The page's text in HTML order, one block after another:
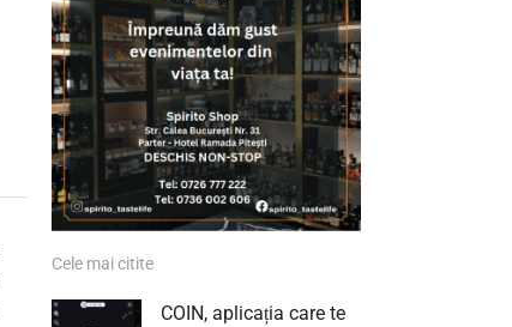
Cele mai citite
COIN, aplicația care te